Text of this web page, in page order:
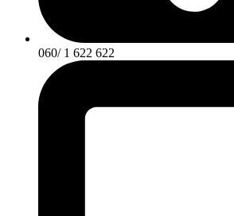
060/ 1 622 622